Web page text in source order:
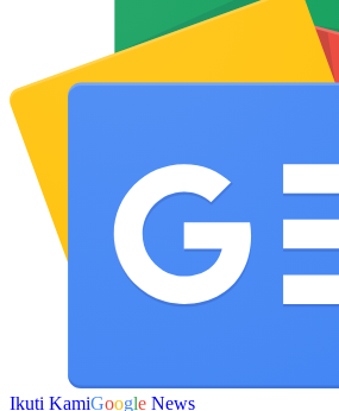
Ikuti KamiGoogle News